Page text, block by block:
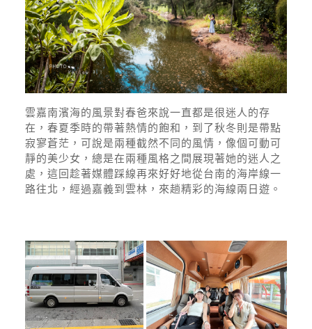
雲嘉南濱海的風景對春爸來說一直都是很迷人的存
在，春夏季時的帶著熱情的飽和，到了秋冬則是帶點
寂寥蒼茫，可說是兩種截然不同的風情，像個可動可
靜的美少女，總是在兩種風格之間展現著她的迷人之
處，這回趁著媒體踩線再來好好地從台南的海岸線一
路往北，經過嘉義到雲林，來趟精彩的海線兩日遊。